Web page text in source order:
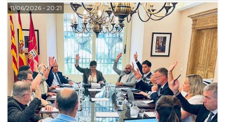
11/06/2026- 20:21